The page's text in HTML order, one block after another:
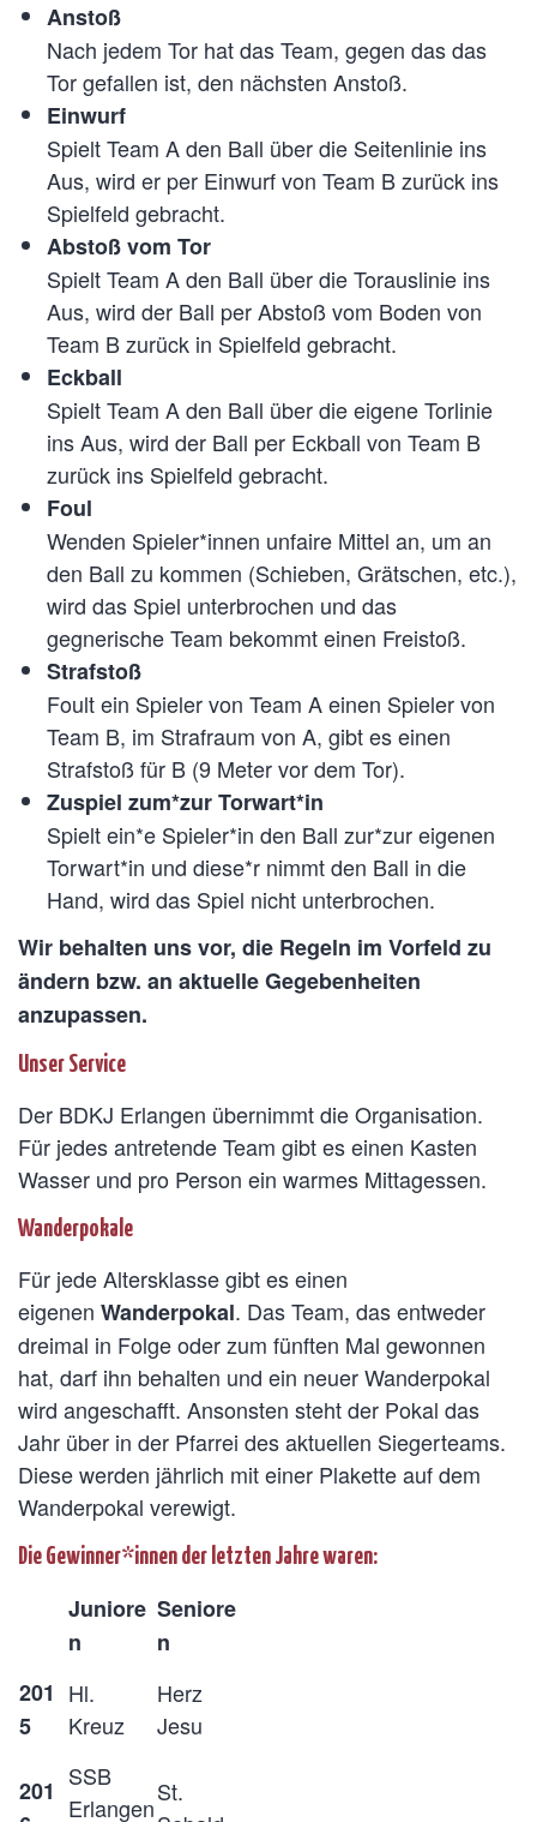
Anstoß
Nach jedem Tor hat das Team, gegen das das
Tor gefallen ist, den nächsten Anstoß.
Einwurf
Spielt Team A den Ball über die Seitenlinie ins
Aus, wird er per Einwurf von Team B zurück ins
Spielfeld gebracht.
Abstoß vom Tor
Spielt Team A den Ball über die Torauslinie ins
Aus, wird der Ball per Abstoß vom Boden von
Team B zurück in Spielfeld gebracht.
Eckball
Spielt Team A den Ball über die eigene Torlinie
ins Aus, wird der Ball per Eckball von Team B
zurück ins Spielfeld gebracht.
Foul
Wenden Spieler*innen unfaire Mittel an, um an
den Ball zu kommen (Schieben, Grätschen, etc.),
wird das Spiel unterbrochen und das
gegnerische Team bekommt einen Freistoß.
Strafstoß
Foult ein Spieler von Team A einen Spieler von
Team B, im Strafraum von A, gibt es einen
Strafstoß für B (9 Meter vor dem Tor).
Zuspiel zum*zur Torwart*in
Spielt ein*e Spieler*in den Ball zur*zur eigenen
Torwart*in und diese*r nimmt den Ball in die
Hand, wird das Spiel nicht unterbrochen.
Wir behalten uns vor, die Regeln im Vorfeld zu
ändern bzw. an aktuelle Gegebenheiten
anzupassen.
Unser Service
Der BDKJ Erlangen übernimmt die Organisation.
Für jedes antretende Team gibt es einen Kasten
Wasser und pro Person ein warmes Mittagessen.
Wanderpokale
Für jede Altersklasse gibt es einen
eigenen Wanderpokal. Das Team, das entweder
dreimal in Folge oder zum fünften Mal gewonnen
hat, darf ihn behalten und ein neuer Wanderpokal
wird angeschafft. Ansonsten steht der Pokal das
Jahr über in der Pfarrei des aktuellen Siegerteams.
Diese werden jährlich mit einer Plakette auf dem
Wanderpokal verewigt.
Die Gewinner*innen der letzten Jahre waren:
Juniore
n
Seniore
n
201
5
Hl.
Kreuz
Herz
Jesu
201 SSB
Erlangen
St.